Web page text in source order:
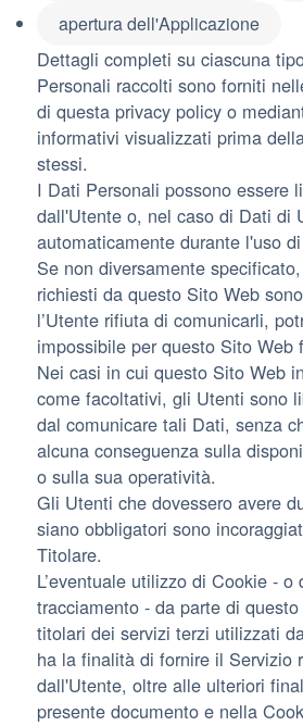
apertura dell'Applicazione
Dettagli completi su ciascuna
Personali raccolti sono forniti
di questa privacy policy o
informativi visualizzati prima
stessi.
I Dati Personali possono essere
dall'Utente o, nel caso di Dati di
automaticamente durante l'uso
Se non diversamente
richiesti da questo Sito Web
l’Utente rifiuta di comunicarli,
impossibile per questo Sito Web
Nei casi in cui questo Sito Web
come facoltativi, gli Utenti sono
dal comunicare tali Dati, senza
alcuna conseguenza sulla
o sulla sua operatività.
Gli Utenti che dovessero avere
siano obbligatori sono
Titolare.
L’eventuale utilizzo di Cookie -
tracciamento - da parte di
titolari dei servizi terzi utilizzati
ha la finalità di fornire il Servizio
dall'Utente, oltre alle ulteriori
presente documento e nella